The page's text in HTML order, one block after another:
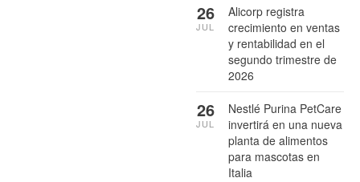
Alicorp registra
crecimiento en ventas
y rentabilidad en el
segundo trimestre de
2026
26
JUL
Nestlé Purina PetCare
invertirá en una nueva
planta de alimentos
para mascotas en
Italia
26
JUL